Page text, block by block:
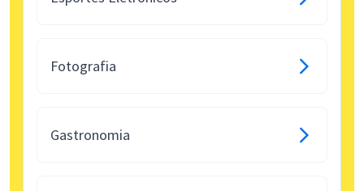
Fotografia
Gastronomia